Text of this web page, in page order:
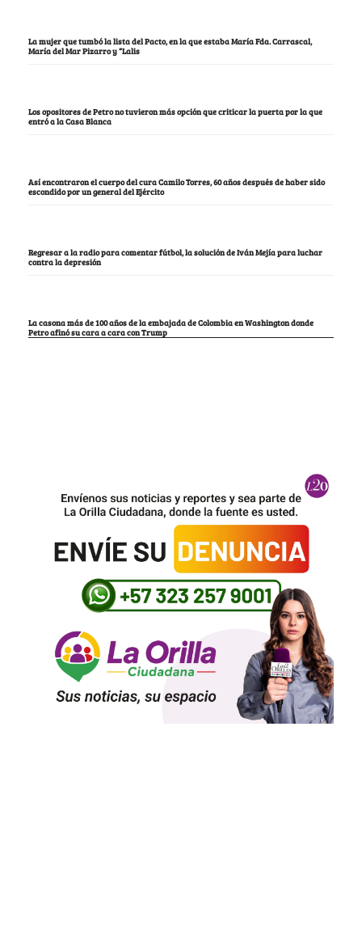
La mujer que tumbó la lista del Pacto, en la que estaba María Fda. Carrascal,
María del Mar Pizarro y “Lalis
Los opositores de Petro no tuvieron más opción que criticar la puerta por la que
entró a la Casa Blanca
Así encontraron el cuerpo del cura Camilo Torres, 60 años después de haber sido
escondido por un general del Ejército
Regresar a la radio para comentar fútbol, la solución de Iván Mejía para luchar
contra la depresión
La casona más de 100 años de la embajada de Colombia en Washington donde
Petro afinó su cara a cara con Trump